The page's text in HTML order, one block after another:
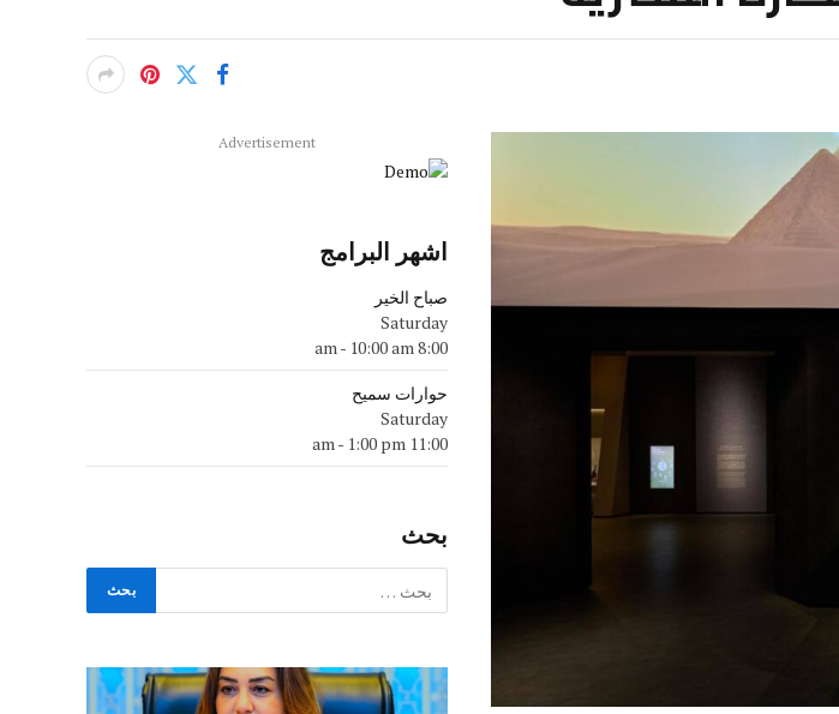
Advertisement
اشهر البرامج
صباح الخير
Saturday
8:00 am
- 10:00 am
حوارات سميح
Saturday
11:00 am
- 1:00 pm
بحث